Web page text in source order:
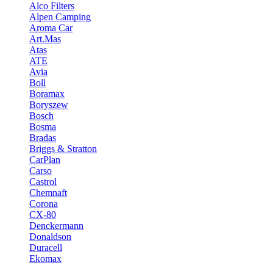
Alco Filters
Alpen Camping
Aroma Car
Art.Mas
Atas
ATE
Avia
Boll
Boramax
Boryszew
Bosch
Bosma
Bradas
Briggs & Stratton
CarPlan
Carso
Castrol
Chemnaft
Corona
CX-80
Denckermann
Donaldson
Duracell
Ekomax